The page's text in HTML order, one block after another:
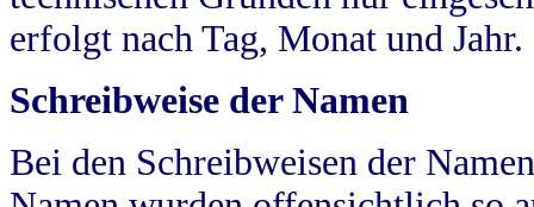
erfolgt nach Tag, Monat und Jahr.
Schreibweise der Namen
Bei den Schreibweisen der